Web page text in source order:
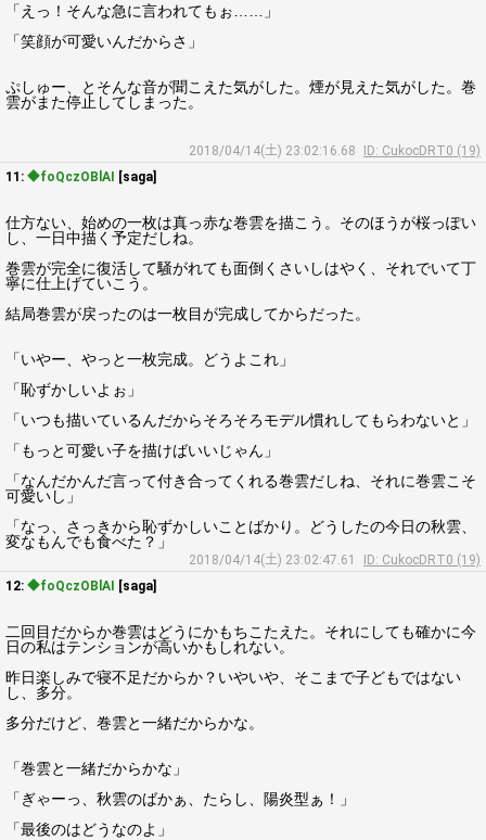
「えっ！そんな急に言われてもぉ……」
「笑顔が可愛いんだからさ」
ぷしゅー、とそんな音が聞こえた気がした。煙が見えた気がした。巻
雲がまた停止してしまった。
2018/04/14(土) 23:02:16.68
ID: CukocDRT0 (19)
11: ◆foQczOBlAI [saga]
仕方ない、始めの一枚は真っ赤な巻雲を描こう。そのほうが桜っぽい
し、一日中描く予定だしね。
巻雲が完全に復活して騒がれても面倒くさいしはやく、それでいて丁
寧に仕上げていこう。
結局巻雲が戻ったのは一枚目が完成してからだった。
「いやー、やっと一枚完成。どうよこれ」
「恥ずかしいよぉ」
「いつも描いているんだからそろそろモデル慣れしてもらわないと」
「もっと可愛い子を描けばいいじゃん」
「なんだかんだ言って付き合ってくれる巻雲だしね、それに巻雲こそ
可愛いし」
「なっ、さっきから恥ずかしいことばかり。どうしたの今日の秋雲、
変なもんでも食べた？」
2018/04/14(土) 23:02:47.61
ID: CukocDRT0 (19)
12: ◆foQczOBlAI [saga]
二回目だからか巻雲はどうにかもちこたえた。それにしても確かに今
日の私はテンションが高いかもしれない。
昨日楽しみで寝不足だからか？いやいや、そこまで子どもではない
し、多分。
多分だけど、巻雲と一緒だからかな。
「巻雲と一緒だからかな」
「ぎゃーっ、秋雲のばかぁ、たらし、陽炎型ぁ！」
「最後のはどうなのよ」